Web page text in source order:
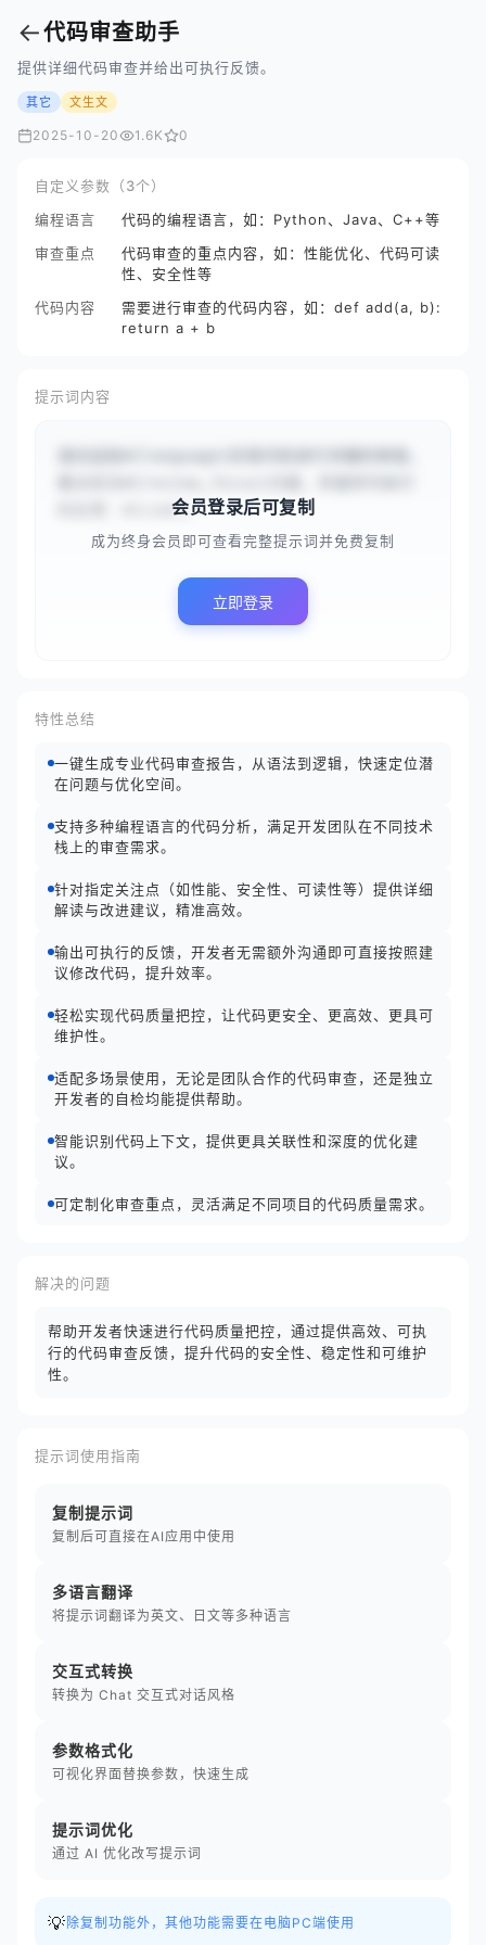
←代码审查助手
提供详细代码审查并给出可执行反馈。
其它 文生文
2025-10-20 1.6K 0
自定义参数（3个）
编程语言
代码的编程语言，如：Python、Java、C++等
审查重点
代码审查的重点内容，如：性能优化、代码可读
性、安全性等
代码内容
需要进行审查的代码内容，如：def add(a, b):
return a + b
提示词内容
的反馈：#{code}会员登录后可复制
成为终身会员即可查看完整提示词并免费复制
立即登录
特性总结
一键生成专业代码审查报告，从语法到逻辑，快速定位潜
在问题与优化空间。
支持多种编程语言的代码分析，满足开发团队在不同技术
栈上的审查需求。
针对指定关注点（如性能、安全性、可读性等）提供详细
解读与改进建议，精准高效。
输出可执行的反馈，开发者无需额外沟通即可直接按照建
议修改代码，提升效率。
轻松实现代码质量把控，让代码更安全、更高效、更具可
维护性。
适配多场景使用，无论是团队合作的代码审查，还是独立
开发者的自检均能提供帮助。
智能识别代码上下文，提供更具关联性和深度的优化建
议。
可定制化审查重点，灵活满足不同项目的代码质量需求。
解决的问题
帮助开发者快速进行代码质量把控，通过提供高效、可执
行的代码审查反馈，提升代码的安全性、稳定性和可维护
性。
提示词使用指南
复制提示词
复制后可直接在AI应用中使用
多语言翻译
将提示词翻译为英文、日文等多种语言
交互式转换
转换为 Chat 交互式对话风格
参数格式化
可视化界面替换参数，快速生成
提示词优化
通过 AI 优化改写提示词
💡 除复制功能外，其他功能需要在电脑PC端使用